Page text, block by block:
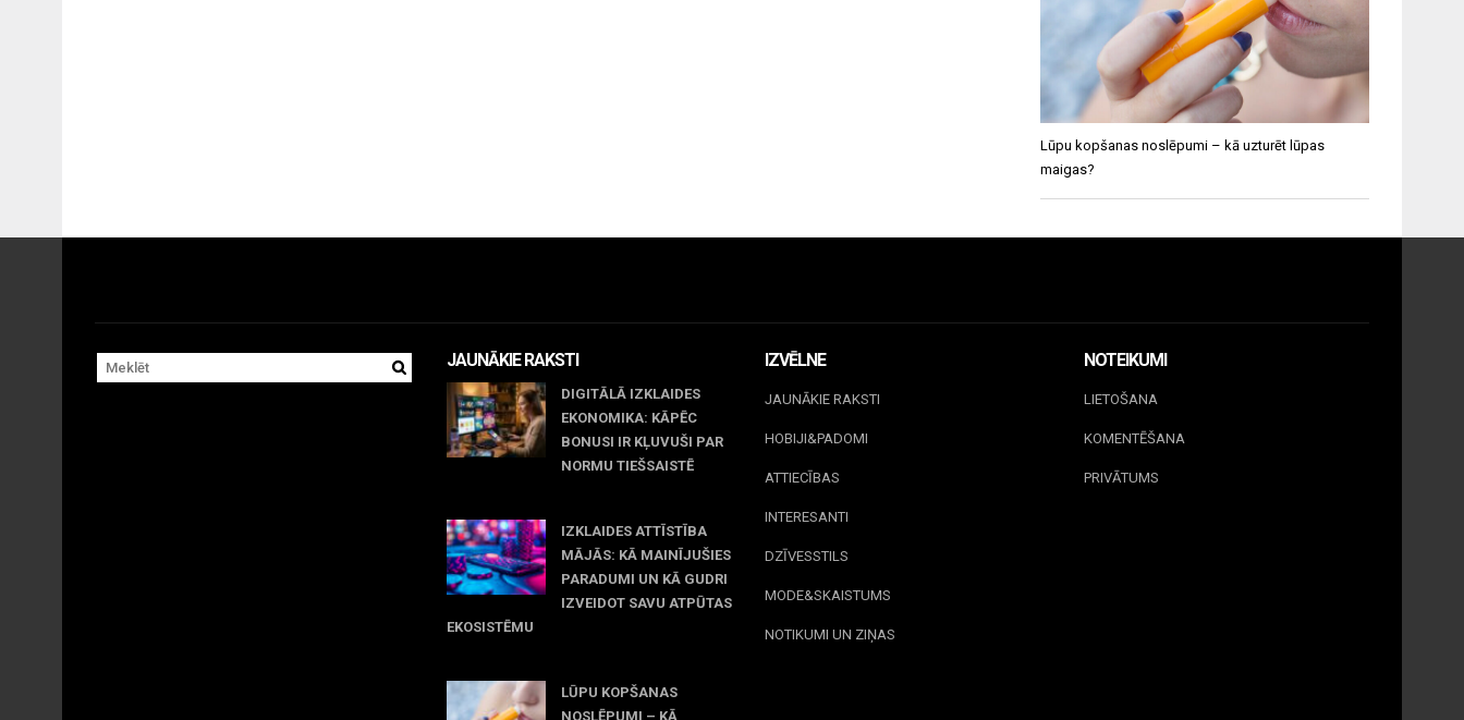
Lūpu kopšanas noslēpumi – kā uzturēt lūpas
maigas?
JAUNĀKIE RAKSTI
DIGITĀLĀ IZKLAIDES
EKONOMIKA: KĀPĒC
BONUSI IR KĻUVUŠI PAR
NORMU TIEŠSAISTĒ
IZKLAIDES ATTĪSTĪBA
MĀJĀS: KĀ MAINĪJUŠIES
PARADUMI UN KĀ GUDRI
IZVEIDOT SAVU ATPŪTAS
EKOSISTĒMU
LŪPU KOPŠANAS
NOSLĒPUMI – KĀ
IZVĒLNE
JAUNĀKIE RAKSTI
HOBIJI&PADOMI
ATTIECĪBAS
INTERESANTI
DZĪVESSTILS
MODE&SKAISTUMS
NOTIKUMI UN ZIŅAS
NOTEIKUMI
LIETOŠANA
KOMENTĒŠANA
PRIVĀTUMS